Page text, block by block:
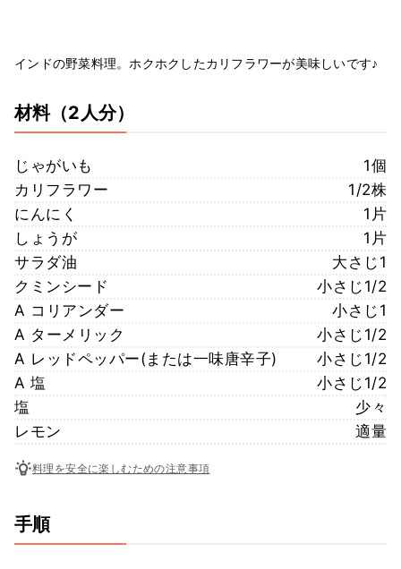
インドの野菜料理。ホクホクしたカリフラワーが美味しいです♪
材料（2人分）
じゃがいも
1個
カリフラワー
1/2株
にんにく
1片
しょうが
1片
サラダ油
大さじ1
クミンシード
小さじ1/2
A コリアンダー
小さじ1
A ターメリック
小さじ1/2
A レッドペッパー(または一味唐辛子)
小さじ1/2
A 塩
小さじ1/2
塩
少々
レモン
適量
料理を安全に楽しむための注意事項
手順